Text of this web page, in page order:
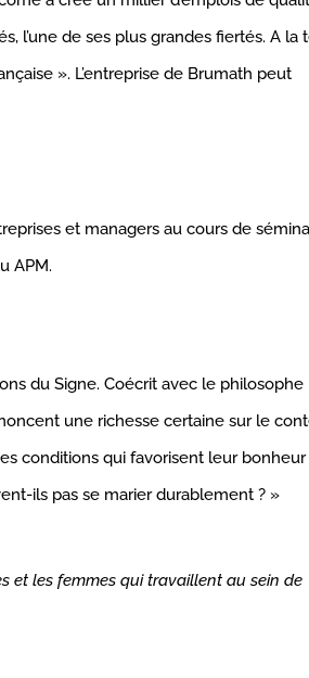
l’une de ses plus grandes fiertés. A la
». L’entreprise de Brumath peut
et managers au cours de
APM.
du Signe. Coécrit avec le philosophe
une richesse certaine sur le
conditions qui favorisent leur
ils pas se marier durablement ? »
et les femmes qui travaillent au sein de